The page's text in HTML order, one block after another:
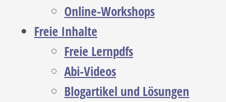
Online-Workshops
Freie Inhalte
Freie Lernpdfs
Abi-Videos
Blogartikel und Lösungen